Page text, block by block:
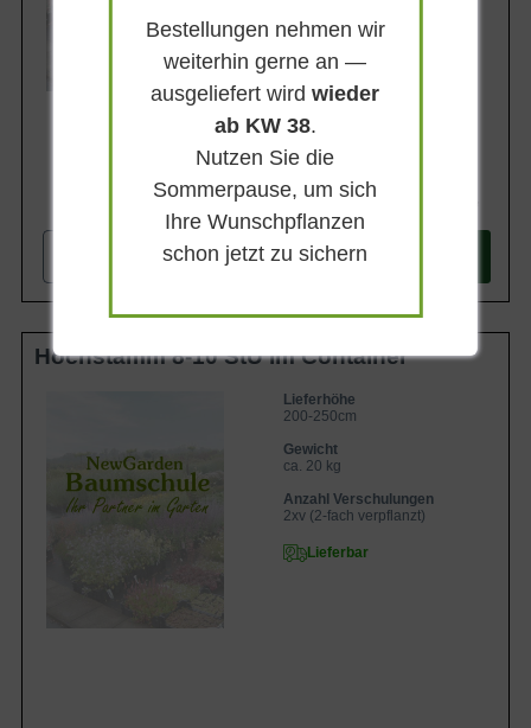
Sonnig-absonnig
Lieferbar
1.287,90 €
+ In den Warenkorb
Hochstamm 8-10 StU im Container
Lieferhöhe
200-250cm
Gewicht
ca. 20 kg
Anzahl Verschulungen
2xv (2-fach verpflanzt)
Lieferbar
Bestellungen nehmen wir
weiterhin gerne an —
ausgeliefert wirdwieder
ab KW 38.
Nutzen Sie die
Sommerpause, um sich
Ihre Wunschpflanzen
schon jetzt zu sichern